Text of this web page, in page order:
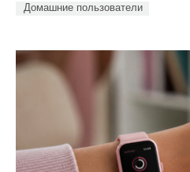
Домашние пользователи